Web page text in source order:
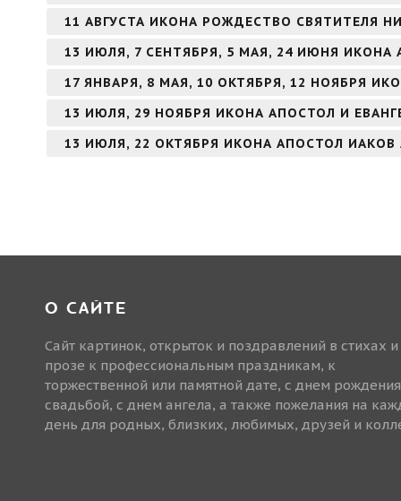
11 АВГУСТА ИКОНА РОЖДЕСТВО СВЯТИТЕЛЯ
13 ИЮЛЯ, 7 СЕНТЯБРЯ, 5 МАЯ, 24 ИЮНЯ
17 ЯНВАРЯ, 8 МАЯ, 10 ОКТЯБРЯ, 12 НОЯБРЯ
13 ИЮЛЯ, 29 НОЯБРЯ ИКОНА АПОСТОЛ И
13 ИЮЛЯ, 22 ОКТЯБРЯ ИКОНА АПОСТОЛ ИАКОВ
О САЙТЕ
Сайт картинок, открыток и поздравлений в стихах и
прозе к профессиональным праздникам, к
торжественной или памятной дате, с днем
свадьбой, с днем ангела, а также пожелания на
день для родных, близких, любимых, друзей и